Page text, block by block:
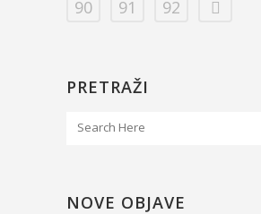
90
91 92
PRETRAŽI
NOVE OBJAVE